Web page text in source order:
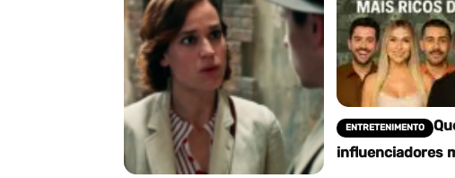
ENTRETENIMENTO
influenciadores